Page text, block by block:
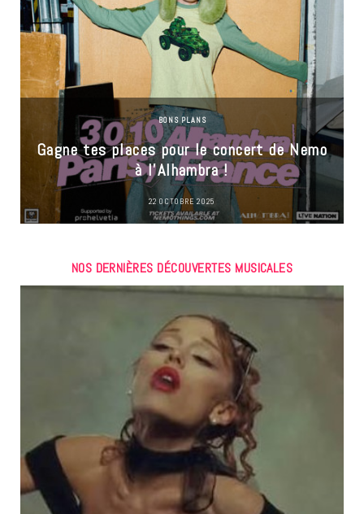
BONS PLANS
Gagne tes places pour le concert de Nemo
à l’Alhambra !
22 OCTOBRE 2025
NOS DERNIÈRES DÉCOUVERTES MUSICALES